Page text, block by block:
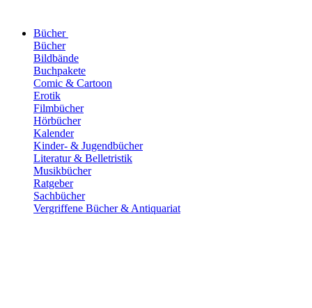
Bücher
Bücher
Bildbände
Buchpakete
Comic & Cartoon
Erotik
Filmbücher
Hörbücher
Kalender
Kinder- & Jugendbücher
Literatur & Belletristik
Musikbücher
Ratgeber
Sachbücher
Vergriffene Bücher & Antiquariat